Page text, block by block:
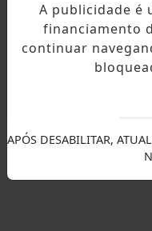
A publicidade é
financiamento
continuar
APÓS DESABILITAR,